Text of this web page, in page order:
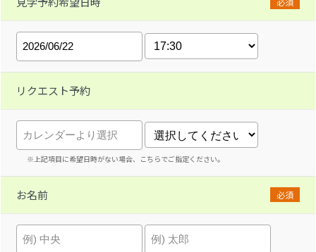
リクエスト予約
※上記項目に希望日時がない場合、こちらでご指定ください。
お名前 必須